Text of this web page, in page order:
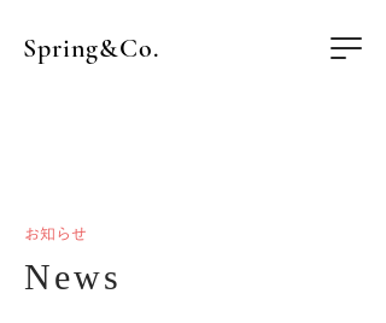
Spring&Co.
お知らせ
News